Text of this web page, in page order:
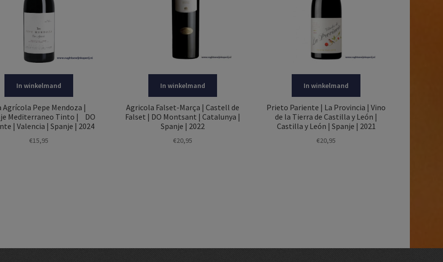
In winkelmand
Agrícola Pepe Mendoza |
Mediterraneo Tinto | DO
| Valencia | Spanje | 2024
€15,95
In winkelmand
Agricola Falset-Marça | Castell de
Falset | DO Montsant | Catalunya |
Spanje | 2022
€20,95
In winkelmand
Prieto Pariente | La Provincia | Vino
de la Tierra de Castilla y León |
Castilla y León | Spanje | 2021
€20,95